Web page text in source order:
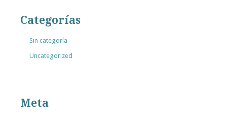
Categorías
Sin categoría
Uncategorized
Meta